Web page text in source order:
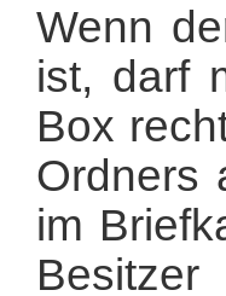
Wenn
ist, darf
Box
Ordners
im